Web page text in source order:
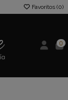
Favoritos (0)
0